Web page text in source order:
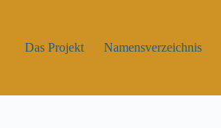
Das Projekt
Namensverzeichnis